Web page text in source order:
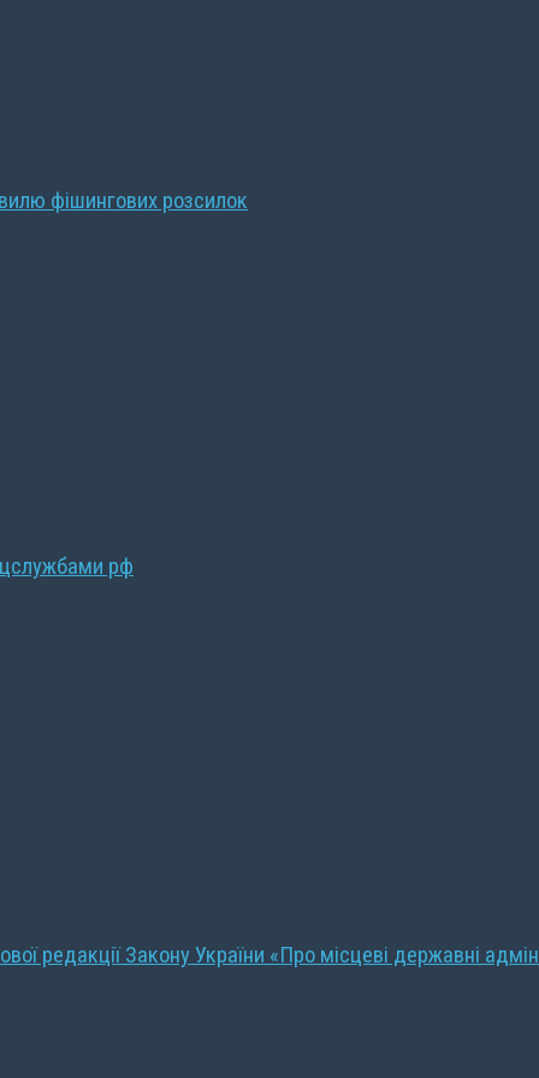
фішингових розсилок
рф
редакції Закону України «Про місцеві державні